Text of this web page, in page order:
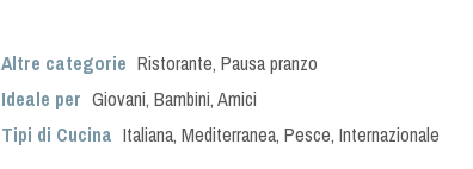
Altre categorie Ristorante, Pausa pranzo
Ideale per Giovani, Bambini,Amici
Tipi di Cucina Italiana, Mediterranea, Pesce, Internazionale